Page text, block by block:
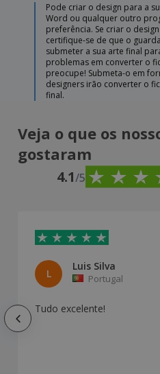
Pode criar o design para a
Word ou qualquer outro
preferência. Se criar o
certifique-se de que o
submeter a sua arte final
problemas em converter o
preocupe! Submeta-o em
designers irão converter o
final.
Veja o que os
gostaram
4.1/5
L
Luis Silva
Portugal
Tudo excelente!